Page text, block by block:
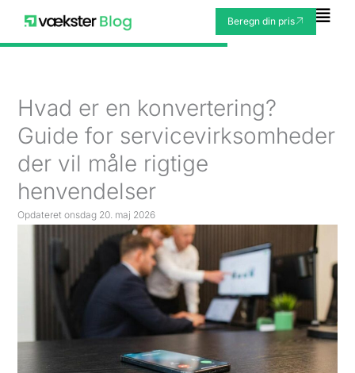
indholdet
Beregn din pris
Hvad er en konvertering?
Guide for servicevirksomheder
der vil måle rigtige
henvendelser
Opdateret onsdag 20. maj 2026